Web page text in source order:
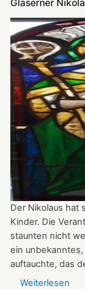
Gläserner
Der Nikolaus hat
Kinder. Die
staunten nicht
ein
auftauchte, das
Weiterlesen